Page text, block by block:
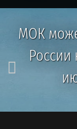
МОК
России